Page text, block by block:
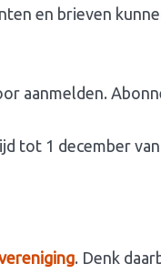
en brieven
aanmelden.
tot 1 december
. Denk